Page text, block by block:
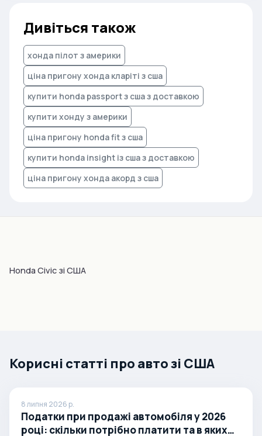
Дивіться також
хонда пілот з америки
ціна пригону хонда кларіті з сша
купити honda passport з сша з доставкою
купити хонду з америки
ціна пригону honda fit з сша
купити honda insight із сша з доставкою
ціна пригону хонда акорд з сша
Honda Civic зі США
Корисні статті про авто зі США
8 липня 2026 р.
Податки при продажі автомобіля у 2026
році: скільки потрібно платити та в яких